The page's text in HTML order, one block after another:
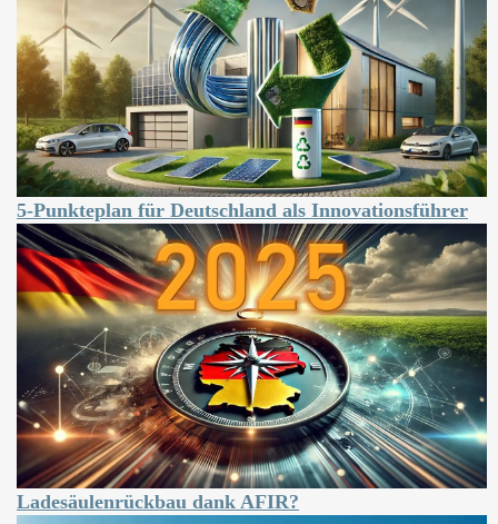
5-Punkteplan für Deutschland als Innovationsführer
Ladesäulenrückbau dank AFIR?